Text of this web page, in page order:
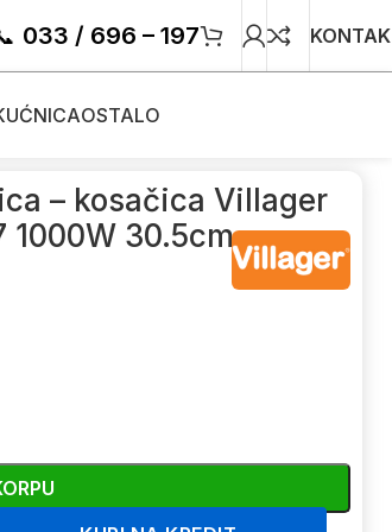
033 / 696 – 197
OSTALO
– kosačica Villager
1000W 30.5cm